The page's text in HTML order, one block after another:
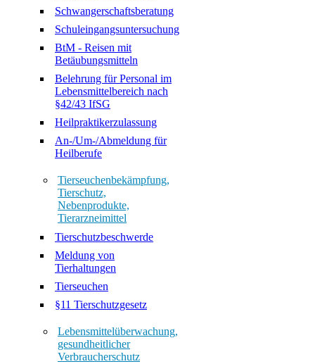
Schwangerschaftsberatung
Schuleingangsuntersuchung
BtM - Reisen mit
Betäubungsmitteln
Belehrung für Personal im
Lebensmittelbereich nach
§42/43 IfSG
Heilpraktikerzulassung
An-/Um-/Abmeldung für
Heilberufe
Tierseuchenbekämpfung,
Tierschutz,
Nebenprodukte,
Tierarzneimittel
Tierschutzbeschwerde
Meldung von
Tierhaltungen
Tierseuchen
§11 Tierschutzgesetz
Lebensmittelüberwachung,
gesundheitlicher
Verbraucherschutz